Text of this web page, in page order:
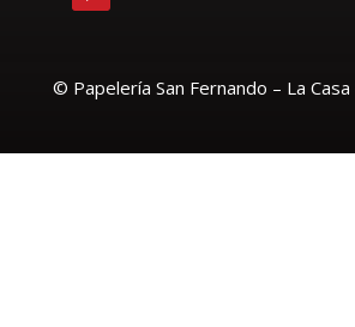
© Papelería San Fernando – La